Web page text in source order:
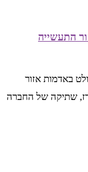
התעשייה
באדמות אזור
שתיקה של החברה